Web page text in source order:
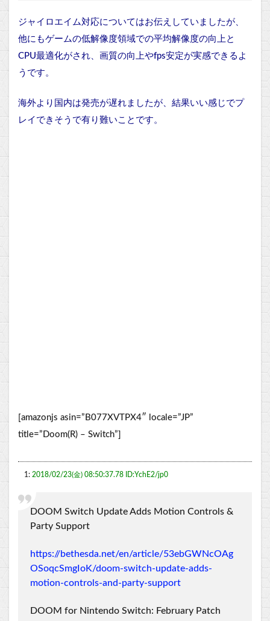
ジャイロエイム対応についてはお伝えしていましたが、
他にもゲームの低解像度領域での平均解像度の向上と
CPU最適化がされ、画質の向上やfps安定が実感できるよ
うです。
海外より国内は発売が遅れましたが、結果いい感じでプ
レイできそうで有り難いことです。
[amazonjs asin=”B077XVTPX4″ locale=”JP”
title=”Doom(R) – Switch”]
1: 2018/02/23(金) 08:50:37.78 ID:YchE2/jp0
DOOM Switch Update Adds Motion Controls &
Party Support
https://bethesda.net/en/article/53ebGWNcOAg
OSoqcSmgIoK/doom-switch-update-adds-
motion-controls-and-party-support
DOOM for Nintendo Switch: February Patch